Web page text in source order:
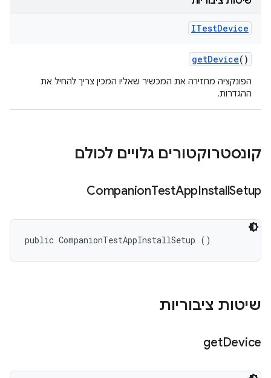
ITestDevice
getDevice()
הפונקציה מחזירה את המכשיר שאליו המכין צריך להחיל את
ההגדרות.
קונסטרוקטורים גלויים לכולם
CompanionTestAppInstallSetup
public CompanionTestAppInstallSetup ()
שיטות ציבוריות
getDevice